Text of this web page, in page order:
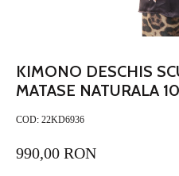
KIMONO DESCHIS
MATASE NATURALA
COD: 22KD6936
990,00 RON